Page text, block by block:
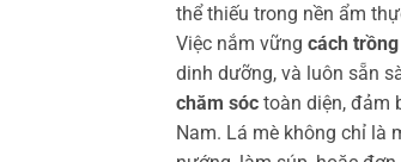
thể thiếu trong nền ẩm
Việc nắm vững cách
dinh dưỡng, và luôn sẵn
chăm sóc toàn diện, đảm
Nam. Lá mè không chỉ là